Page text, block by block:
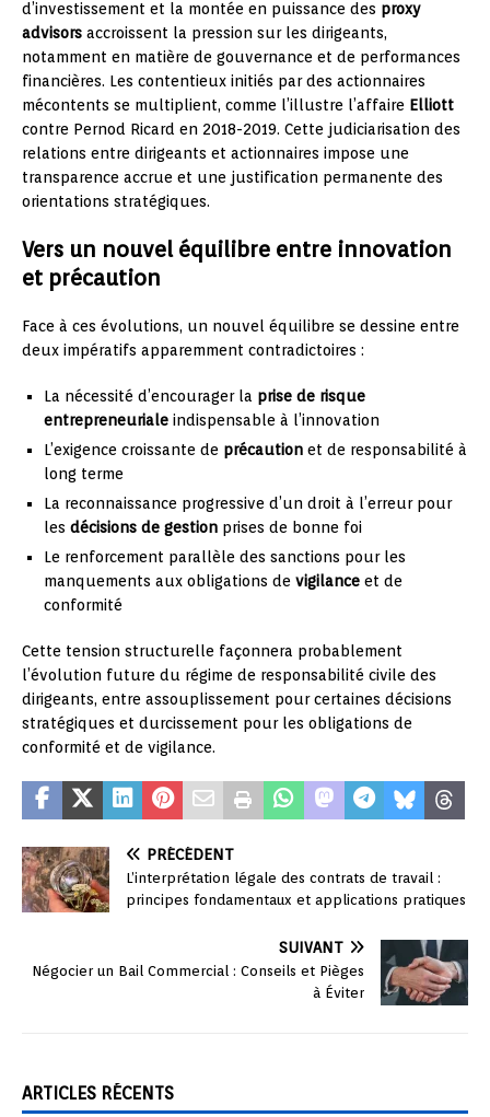
d’investissement et la montée en puissance des proxy
advisors accroissent la pression sur les dirigeants,
notamment en matière de gouvernance et de performances
financières. Les contentieux initiés par des actionnaires
mécontents se multiplient, comme l’illustre l’affaire Elliott
contre Pernod Ricard en 2018-2019. Cette judiciarisation des
relations entre dirigeants et actionnaires impose une
transparence accrue et une justification permanente des
orientations stratégiques.
Vers un nouvel équilibre entre innovation
et précaution
Face à ces évolutions, un nouvel équilibre se dessine entre
deux impératifs apparemment contradictoires :
La nécessité d’encourager la prise de risque
entrepreneuriale indispensable à l’innovation
L’exigence croissante de précaution et de responsabilité à
long terme
La reconnaissance progressive d’un droit à l’erreur pour
les décisions de gestion prises de bonne foi
Le renforcement parallèle des sanctions pour les
manquements aux obligations de vigilance et de
conformité
Cette tension structurelle façonnera probablement
l’évolution future du régime de responsabilité civile des
dirigeants, entre assouplissement pour certaines décisions
stratégiques et durcissement pour les obligations de
conformité et de vigilance.
PRÉCÉDENT
L’interprétation légale des contrats de travail :
principes fondamentaux et applications pratiques
SUIVANT
Négocier un Bail Commercial : Conseils et Pièges
à Éviter
ARTICLES RÉCENTS